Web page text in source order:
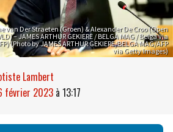
van Der Straeten (Groen) & Alexander De Croo (Open
– JAMES ARTHUR GEKIERE / BELGA MAG / Belga via
(Photo by JAMES ARTHUR GEKIERE/BELGA MAG/AFP
via Getty Images)
Lambert
février 2023 à 13:17